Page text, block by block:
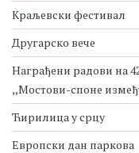
Краљевски фестивал
Другарско вече
Награђени радови на
,,Мостови-споне
Ћирилица у срцу
Европски дан паркова